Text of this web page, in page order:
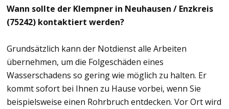
Wann sollte der Klempner in Neuhausen / Enzkreis
(75242) kontaktiert werden?
Grundsätzlich kann der Notdienst alle Arbeiten
übernehmen, um die Folgeschäden eines
Wasserschadens so gering wie möglich zu halten. Er
kommt sofort bei Ihnen zu Hause vorbei, wenn Sie
beispielsweise einen Rohrbruch entdecken. Vor Ort wird